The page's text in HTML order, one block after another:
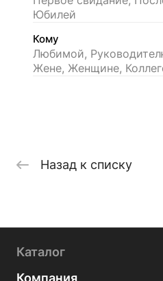
Юбилей
Кому
Любимой,
Жене, Женщине,
Назад к списку
Каталог
Компания